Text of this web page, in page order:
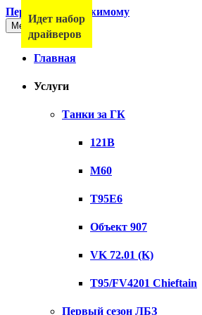
Перейти к содержимому
Меню
Главная
Услуги
Танки за ГК
121B
M60
T95E6
Объект 907
VK 72.01 (K)
T95/FV4201 Chieftain
Первый сезон ЛБЗ
Идет набор
драйверов